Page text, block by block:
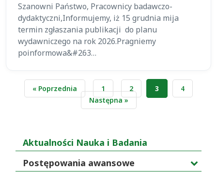
Szanowni Państwo, Pracownicy badawczo-
dydaktyczni,Informujemy, iż 15 grudnia mija
termin zgłaszania publikacji do planu
wydawniczego na rok 2026.Pragniemy
poinformowa&#263…
Stronicowanie
« Poprzednia 1 2 3
4
Następna »
Aktualności Nauka i Badania
Postępowania awansowe